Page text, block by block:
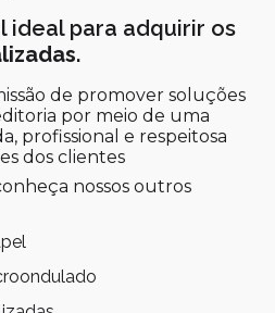
ideal para adquirir os
.
de promover soluções
por meio de uma
profissional e respeitosa
dos clientes
nossos outros